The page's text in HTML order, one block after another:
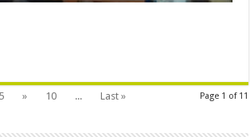
Page 1 of 11
5 » 10 ... Last »